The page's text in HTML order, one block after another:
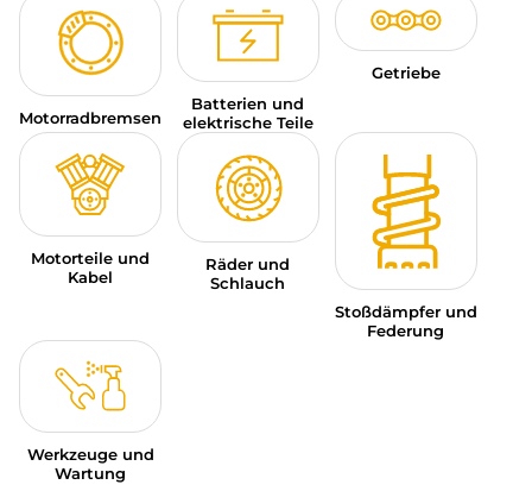
MARKEN
KONTAKTIEREN SIE UNS
Motorradbremsen
Batterien und
elektrische Teile
Getriebe
Motorteile und
Kabel
Räder und
Schlauch
Stoßdämpfer und
Federung
Werkzeuge und
Wartung